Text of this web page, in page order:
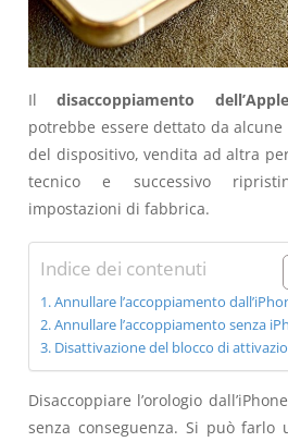
Ildisaccoppiamento
potrebbe essere dettato da
del dispositivo, vendita ad altra
tecnico e successivo
impostazioni di fabbrica.
Indice dei contenuti
Annullare l’accoppiamento
Annullare l’accoppiamento senza
Disattivazione del blocco di
Disaccoppiare l’orologio
senza conseguenza. Si può farlo